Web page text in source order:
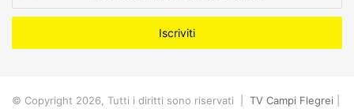
tuo
email
© Copyright 2026, Tutti i diritti sono riservati | TV Campi Flegrei